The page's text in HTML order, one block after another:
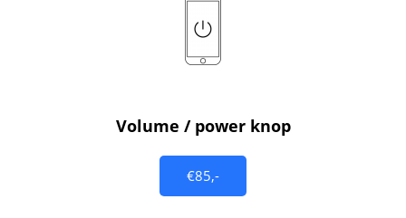
Volume / power knop
€85,-